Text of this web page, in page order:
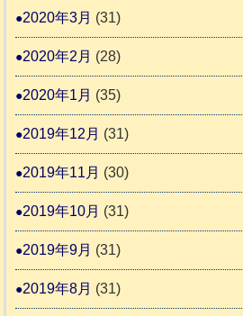
2020年3月 (31)
2020年2月 (28)
2020年1月 (35)
2019年12月 (31)
2019年11月 (30)
2019年10月 (31)
2019年9月 (31)
2019年8月 (31)